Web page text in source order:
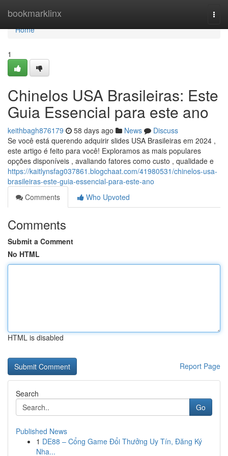
bookmarklinx
Home
Home
1
Chinelos USA Brasileiras: Este
Guia Essencial para este ano
keithbagh876179 58 days ago News
Discuss
Se você está querendo adquirir slides USA Brasileiras em 2024 ,
este artigo é feito para você! Exploramos as mais populares
opções disponíveis , avaliando fatores como custo , qualidade e
https://kaitlynsfag037861.blogchaat.com/41980531/chinelos-usa-
brasileiras-este-guia-essencial-para-este-ano
Comments
Who Upvoted
Comments
Submit a Comment
No HTML
HTML is disabled
Report Page
Search
Go
Published News
1 DE88 – Cổng Game Đổi Thưởng Uy Tín, Đăng Ký
Nha...